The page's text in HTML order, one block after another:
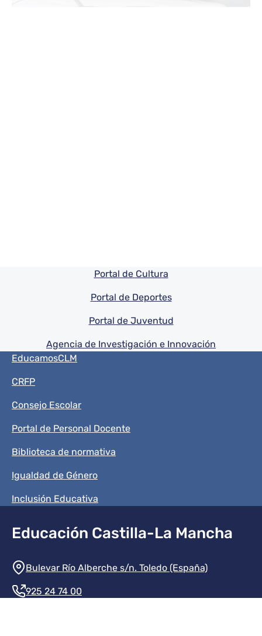
Pie de pagina información
Portal de Cultura
Portal de Deportes
Portal de Juventud
Agencia de Investigación e Innovación
Menú del pie
EducamosCLM
CRFP
Consejo Escolar
Portal de Personal Docente
Biblioteca de normativa
Igualdad de Género
Inclusión Educativa
Educación Castilla-La Mancha
Información de la institución
Bulevar Río Alberche s/n. Toledo (España)
925 24 74 00